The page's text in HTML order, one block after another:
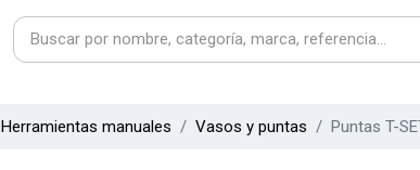
Herramientas manuales Vasos y puntas